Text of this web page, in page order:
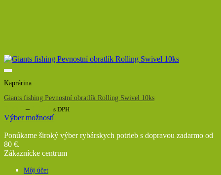
Kaprárina
Giants fishing Pevnostní obratlík Rolling Swivel 10ks
–
Price
range:
through
s DPH
Výber možností
produkt
má
viacero
Možnosti
Ponúkame široký výber rybárskych potrieb s dopravou zadarmo od
80 €.
Zákaznícke centrum
Môj účet